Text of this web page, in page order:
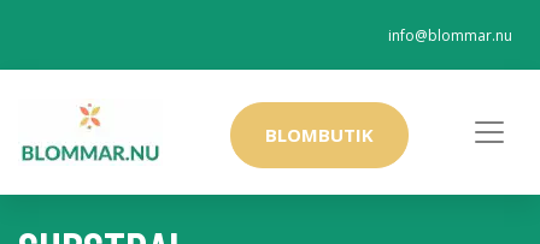
info@blommar.nu
BLOMBUTIK